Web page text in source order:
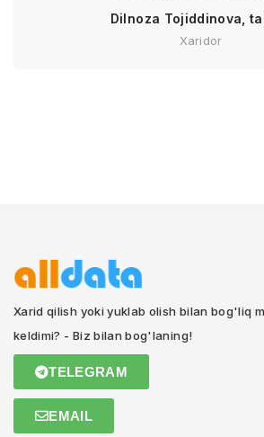
Dilnoza Tojiddinova,
Xaridor
Xarid qilish yoki yuklab olish bilan bog'liq
keldimi? - Biz bilan bog'laning!
TELEGRAM
EMAIL